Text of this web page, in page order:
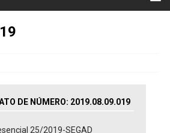
DE NÚMERO: 2019.08.09.019
25/2019-SEGAD